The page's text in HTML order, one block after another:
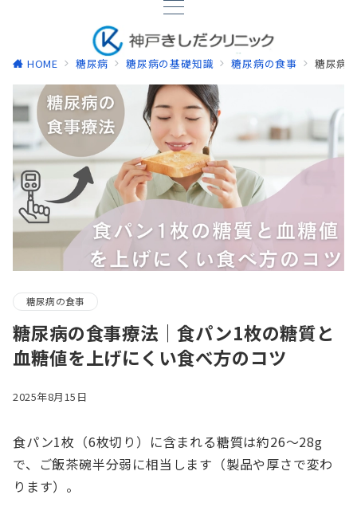
HOME 糖尿病 糖尿病の基礎知識 糖尿病の食事 糖尿病
糖尿病の食事
糖尿病の食事療法｜食パン1枚の糖質と
血糖値を上げにくい食べ方のコツ
2025年8月15日
食パン1枚（6枚切り）に含まれる糖質は約26〜28g
で、ご飯茶碗半分弱に相当します（製品や厚さで変わ
ります）。